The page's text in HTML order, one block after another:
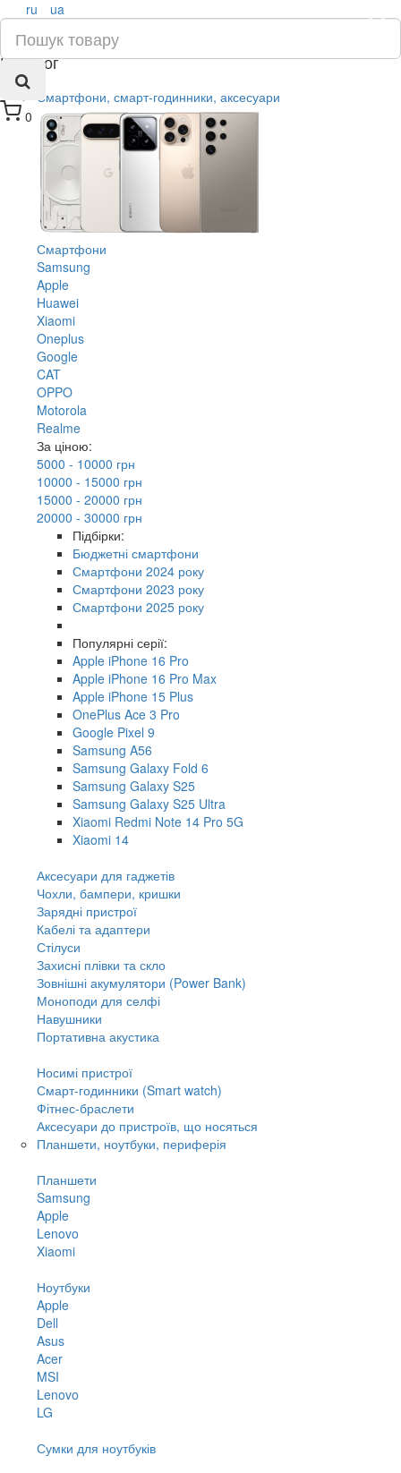
0
×
ru ua
Каталог
Смартфони, смарт-годинники, аксесуари
Смартфони
Samsung
Apple
Huawei
Xiaomi
Oneplus
Google
CAT
OPPO
Motorola
Realme
За ціною:
5000 - 10000 грн
10000 - 15000 грн
15000 - 20000 грн
20000 - 30000 грн
Підбірки:
Бюджетні смартфони
Смартфони 2024 року
Смартфони 2023 року
Смартфони 2025 року
Популярні серії:
Apple iPhone 16 Pro
Apple iPhone 16 Pro Max
Apple iPhone 15 Plus
OnePlus Ace 3 Pro
Google Pixel 9
Samsung A56
Samsung Galaxy Fold 6
Samsung Galaxy S25
Samsung Galaxy S25 Ultra
Xiaomi Redmi Note 14 Pro 5G
Xiaomi 14
Аксесуари для гаджетів
Чохли, бампери, кришки
Зарядні пристрої
Кабелі та адаптери
Стілуси
Захисні плівки та скло
Зовнішні акумулятори (Power Bank)
Моноподи для селфі
Навушники
Портативна акустика
Носимі пристрої
Смарт-годинники (Smart watch)
Фітнес-браслети
Аксесуари до пристроїв, що носяться
Планшети, ноутбуки, периферія
Планшети
Samsung
Apple
Lenovo
Xiaomi
Ноутбуки
Apple
Dell
Asus
Acer
MSI
Lenovo
LG
Сумки для ноутбуків